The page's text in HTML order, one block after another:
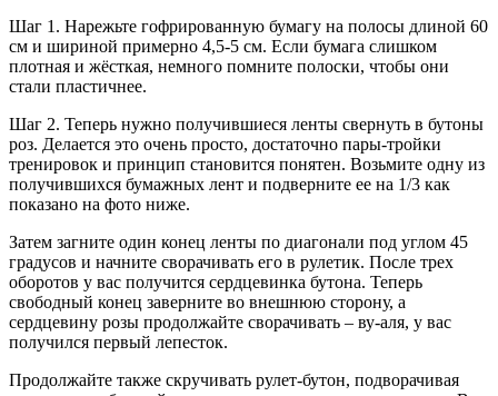
Шаг 1. Нарежьте гофрированную бумагу на полосы длиной 60
см и шириной примерно 4,5-5 см. Если бумага слишком
плотная и жёсткая, немного помните полоски, чтобы они
стали пластичнее.
Шаг 2. Теперь нужно получившиеся ленты свернуть в бутоны
роз. Делается это очень просто, достаточно пары-тройки
тренировок и принцип становится понятен. Возьмите одну из
получившихся бумажных лент и подверните ее на 1/3 как
показано на фото ниже.
Затем загните один конец ленты по диагонали под углом 45
градусов и начните сворачивать его в рулетик. После трех
оборотов у вас получится сердцевинка бутона. Теперь
свободный конец заверните во внешнюю сторону, а
сердцевину розы продолжайте сворачивать – ву-аля, у вас
получился первый лепесток.
Продолжайте также скручивать рулет-бутон, подворачивая